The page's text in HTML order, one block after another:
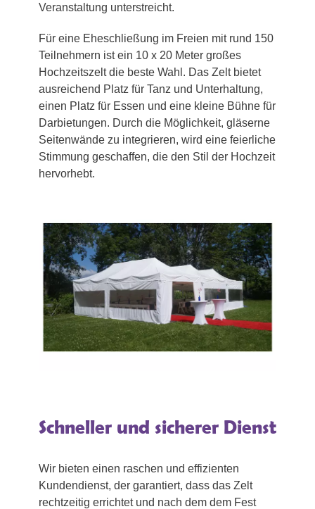
Veranstaltung unterstreicht.
Für eine Eheschließung im Freien mit rund 150
Teilnehmern ist ein 10 x 20 Meter großes
Hochzeitszelt die beste Wahl. Das Zelt bietet
ausreichend Platz für Tanz und Unterhaltung,
einen Platz für Essen und eine kleine Bühne für
Darbietungen. Durch die Möglichkeit, gläserne
Seitenwände zu integrieren, wird eine feierliche
Stimmung geschaffen, die den Stil der Hochzeit
hervorhebt.
Schneller und sicherer Dienst
Wir bieten einen raschen und effizienten
Kundendienst, der garantiert, dass das Zelt
rechtzeitig errichtet und nach dem dem Fest